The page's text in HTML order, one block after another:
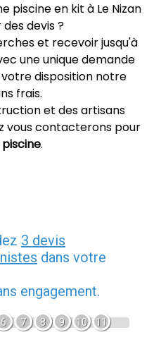
piscine en kit à Le Nizan
devis ?
et recevoir jusqu'à
une unique demande
disposition notre
frais.
et des artisans
vous contacterons pour
.
3 devis
dans votre
engagement.
6 7 8 9 10 11